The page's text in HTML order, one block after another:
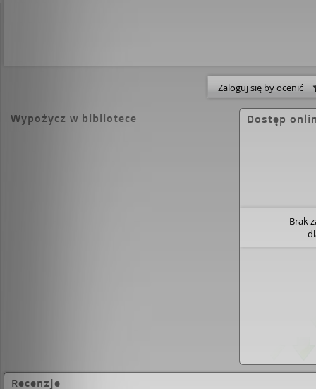
gigantyczne trzęsienie ziemi obróci w
San Francisco... (olesiejuk.pl)
Zaloguj się by ocenić
Wypożycz w bibliotece Dostęp
Brak
Recenzje